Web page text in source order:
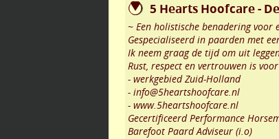
5 Hearts Hoofcare -
~ Een holistische benadering voor
Gespecialiseerd in paarden met
Ik neem graag de tijd om uit
Rust, respect en vertrouwen is
- werkgebied Zuid-Holland
- info@5heartshoofcare.nl
- www.5heartshoofcare.nl
Gecertificeerd Performance
Barefoot Paard Adviseur (i.o)